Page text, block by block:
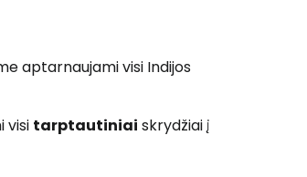
aptarnaujami visi Indijos
visi tarptautiniai skrydžiai į